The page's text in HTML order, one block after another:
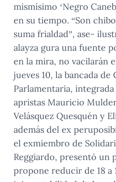
mismísimo ‘Negro
en su tiempo. “Son
suma frialdad”, ase-
alayza gura una fuente
en la mira, no vacilarán
jueves 10, la bancada
Parlamentaria,
apristas Mauricio
Velásquez Quesquén y
además del ex
el exmiembro de
Reggiardo, presentó un
propone reducir de 18 a